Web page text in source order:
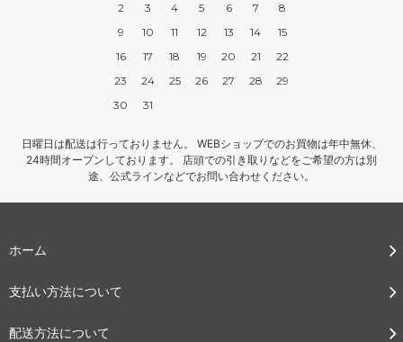
2
3 4 5 6 7
8
9
10 11 12 13 14
15
16
17 18 19 20 21
22
23
24 25 26 27 28
29
30
31
日曜日は配送は行っておりません。 WEBショップでのお買物は年中無休、
24時間オープンしております。 店頭での引き取りなどをご希望の方は別
途、公式ラインなどでお問い合わせください。
ホーム
支払い方法について
配送方法について